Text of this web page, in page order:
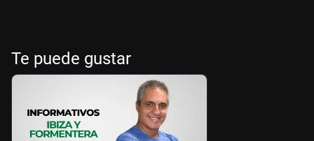
Te puede gustar